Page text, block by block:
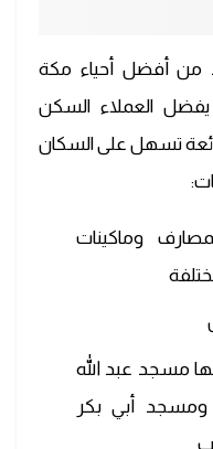
من أفضل أحياء مكة
يفضل العملاء السكن
تسهل على السكان
وماكينات
مسجد عبد الله
أبي بكر